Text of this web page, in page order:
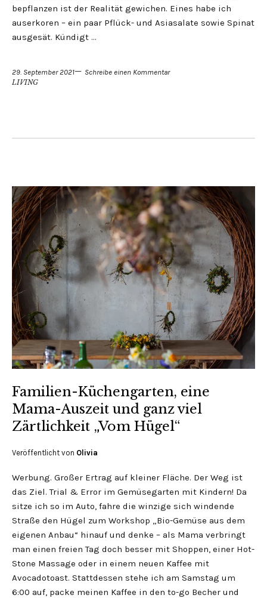
bepflanzen ist der Realität gewichen. Eines habe ich
auserkoren – ein paar Pflück- und Asiasalate sowie Spinat
ausgesät. Kündigt …
29. September 2021 Schreibe einen Kommentar
LIVING
Familien-Küchengarten, eine
Mama-Auszeit und ganz viel
Zärtlichkeit „Vom Hügel“
Veröffentlicht von Olivia
Werbung. Großer Ertrag auf kleiner Fläche. Der Weg ist
das Ziel. Trial & Error im Gemüsegarten mit Kindern! Da
sitze ich so im Auto, fahre die winzige sich windende
Straße den Hügel zum Workshop „Bio-Gemüse aus dem
eigenen Anbau“ hinauf und denke – als Mama verbringt
man einen freien Tag doch besser mit Shoppen, einer Hot-
Stone Massage oder in einem neuen Kaffee mit
Avocadotoast. Stattdessen stehe ich am Samstag um
6:00 auf, packe meinen Kaffee in den to-go Becher und